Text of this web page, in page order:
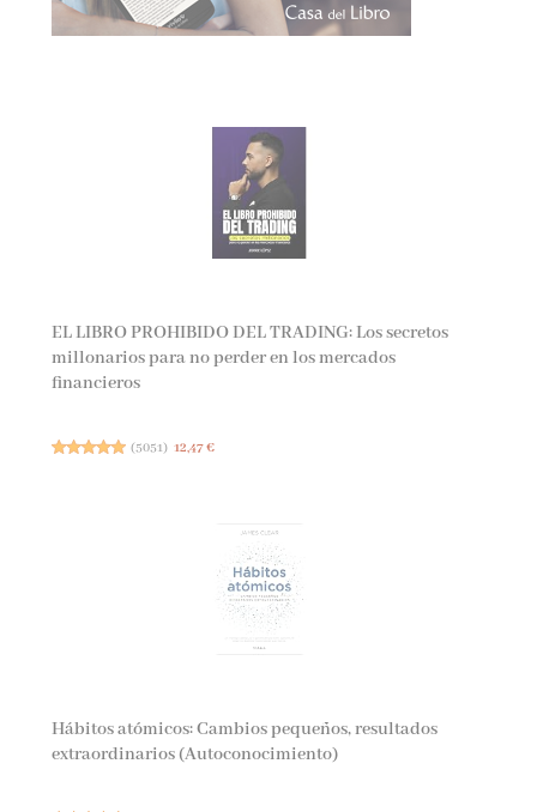
EL LIBRO PROHIBIDO DEL TRADING: Los secretos
millonarios para no perder en los mercados
financieros
(5051) 12,47 €
Hábitos atómicos: Cambios pequeños, resultados
extraordinarios (Autoconocimiento)